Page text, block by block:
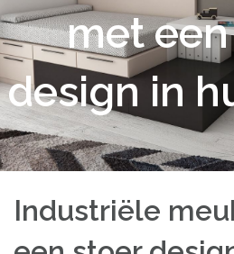
met
design in
Industriële